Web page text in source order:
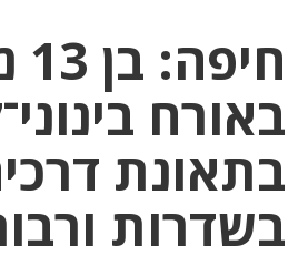
באורח
בתאונת
בשדרות